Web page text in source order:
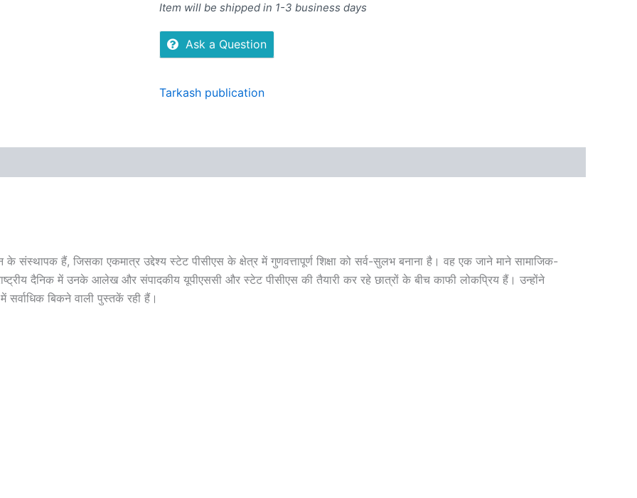
Item will be shipped in 1-3 business days
Ask a Question
Tarkash publication
के संस्थापक हैं, जिसका एकमात्र उद्देश्य स्टेट पीसीएस के क्षेत्र में गुणवत्तापूर्ण शिक्षा को सर्व-सुलभ बनाना है। वह एक जाने माने सामाजिक-
दैनिक में उनके आलेख और संपादकीय यूपीएससी और स्टेट पीसीएस की तैयारी कर रहे छात्रों के बीच काफी लोकप्रिय हैं। उन्होंने
बिकने वाली पुस्तकें रही हैं।